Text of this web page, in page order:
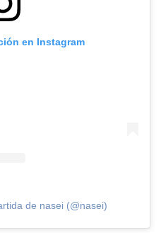
en Instagram
de nasei (@nasei)